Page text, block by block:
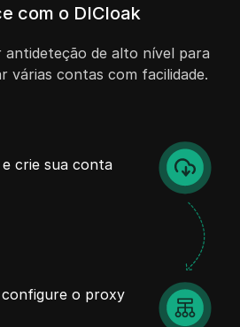
com o DICloak
antideteção de alto nível para
várias contas com facilidade.
e crie sua conta
o proxy